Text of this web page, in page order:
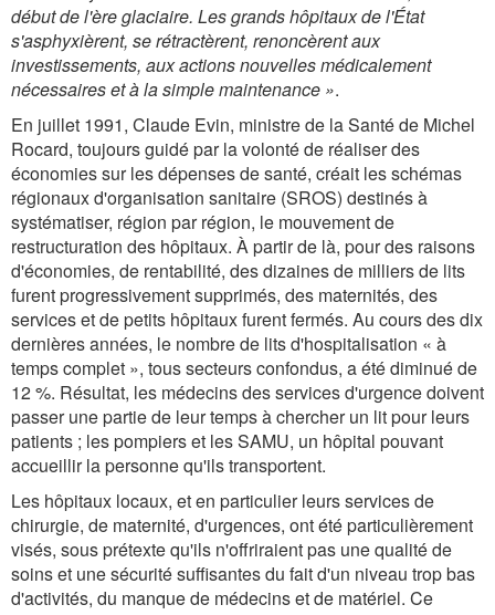
début de l'ère glaciaire. Les grands hôpitaux de l'État
s'asphyxièrent, se rétractèrent, renoncèrent aux
investissements, aux actions nouvelles médicalement
nécessaires et à la simple maintenance ».
En juillet 1991, Claude Evin, ministre de la Santé de Michel
Rocard, toujours guidé par la volonté de réaliser des
économies sur les dépenses de santé, créait les schémas
régionaux d'organisation sanitaire (SROS) destinés à
systématiser, région par région, le mouvement de
restructuration des hôpitaux. À partir de là, pour des raisons
d'économies, de rentabilité, des dizaines de milliers de lits
furent progressivement supprimés, des maternités, des
services et de petits hôpitaux furent fermés. Au cours des dix
dernières années, le nombre de lits d'hospitalisation « à
temps complet », tous secteurs confondus, a été diminué de
12 %. Résultat, les médecins des services d'urgence doivent
passer une partie de leur temps à chercher un lit pour leurs
patients ; les pompiers et les SAMU, un hôpital pouvant
accueillir la personne qu'ils transportent.
Les hôpitaux locaux, et en particulier leurs services de
chirurgie, de maternité, d'urgences, ont été particulièrement
visés, sous prétexte qu'ils n'offriraient pas une qualité de
soins et une sécurité suffisantes du fait d'un niveau trop bas
d'activités, du manque de médecins et de matériel. Ce